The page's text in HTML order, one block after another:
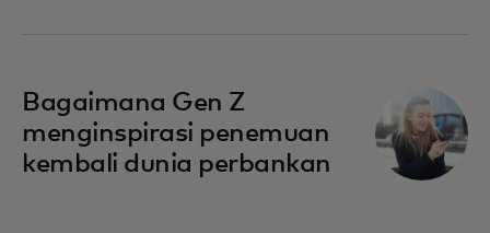
Bagaimana Gen Z
menginspirasi penemuan
kembali dunia perbankan